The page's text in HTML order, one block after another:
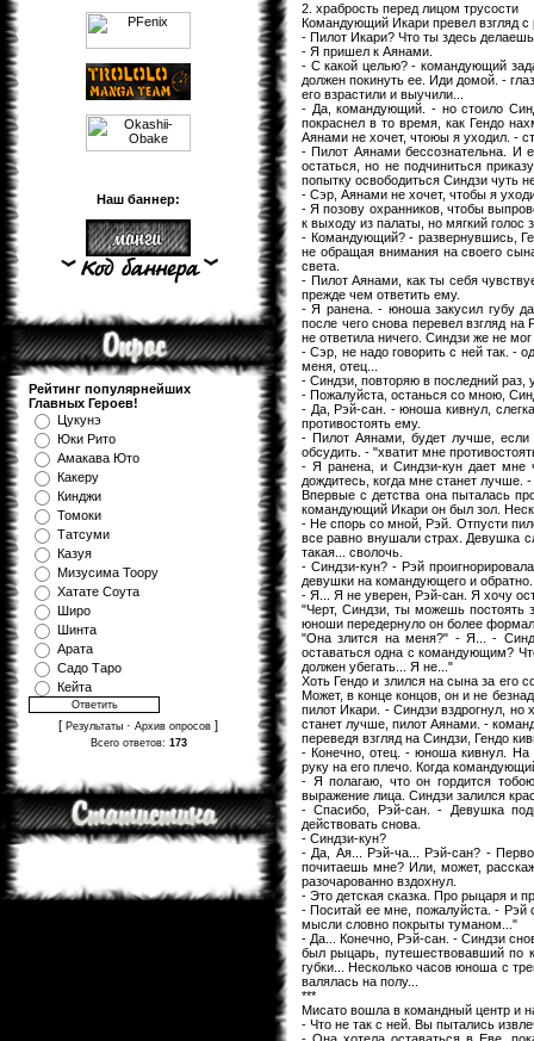
Наш баннер:
Рейтинг популярнейших
Главных Героев!
Цукунэ
Юки Рито
Амакава Юто
Какеру
Кинджи
Томоки
Татсуми
Казуя
Мизуcима Тоору
Хатате Соута
Широ
Шинта
Арата
Садо Таро
Кейта
[ Результаты · Архив опросов ]
Всего ответов: 173
2. храбрость перед лицом трусости
Командующий Икари превел взгляд с
- Пилот Икари? Что ты здесь
- Я пришел к Аянами.
- С какой целью? - командующий
должен покинуть ее. Иди домой. -
его взрастили и выучили...
- Да, командующий. - но стоило
покраснел в то время, как Гендо
Аянами не хочет, чтоюы я уходил. -
- Пилот Аянами бессознательна. И
остаться, но не подчиниться
попытку освободиться Синдзи чуть
- Сэр, Аянами не хочет, чтобы я
- Я позову охранников, чтобы
к выходу из палаты, но мягкий голос
- Командующий? - развернувшись,
не обращая внимания на своего
света.
- Пилот Аянами, как ты себя
прежде чем ответить ему.
- Я ранена. - юноша закусил губу
после чего снова перевел взгляд
не ответила ничего. Синдзи же не
- Сэр, не надо говорить с ней так. -
меня, отец...
- Синдзи, повторяю в последний раз,
- Пожалуйста, останься со мною,
- Да, Рэй-сан. - юноша кивнул,
противостоять ему.
- Пилот Аянами, будет лучше,
обсудить. - "хватит мне
- Я ранена, и Синдзи-кун дает мне
дождитесь, когда мне станет лучше.
Впервые с детства она пыталась
командующий Икари он был зол.
- Не спорь со мной, Рэй. Отпусти
все равно внушали страх. Девушка
такая... сволочь.
- Синдзи-кун? - Рэй
девушки на командующего и
- Я... Я не уверен, Рэй-сан. Я хочу
"Черт, Синдзи, ты можешь постоять
юноши передернуло он более
"Она злится на меня?" - Я... -
оставаться одна с командующим?
должен убегать... Я не..."
Хоть Гендо и злился на сына за его
Может, в конце концов, он и не
пилот Икари. - Синдзи вздрогнул, но
станет лучше, пилот Аянами. -
переведя взгляд на Синдзи, Гендо
- Конечно, отец. - юноша кивнул. На
руку на его плечо. Когда
- Я полагаю, что он гордится
выражение лица. Синдзи залился
- Спасибо, Рэй-сан. - Девушка
действовать снова.
- Синдзи-кун?
- Да, Ая... Рэй-ча... Рэй-сан? -
почитаешь мне? Или, может,
разочарованно вздохнул.
- Это детская сказка. Про рыцаря и
- Поситай ее мне, пожалуйста. - Рэй
мысли словно покрыты туманом..."
- Да... Конечно, Рэй-сан. - Синдзи
был рыцарь, путешествовавший по
губки... Несколько часов юноша с
валялась на полу...
***
Мисато вошла в командный центр и
- Что не так с ней. Вы пытались